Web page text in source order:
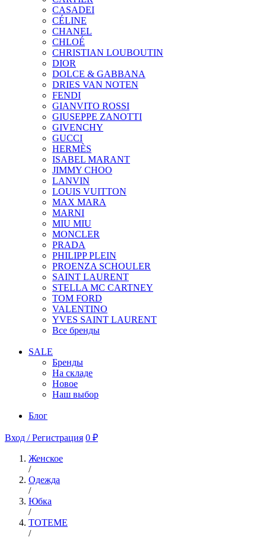
CASADEI
CÉLINE
CHANEL
CHLOÉ
CHRISTIAN LOUBOUTIN
DIOR
DOLCE & GABBANA
DRIES VAN NOTEN
FENDI
GIANVITO ROSSI
GIUSEPPE ZANOTTI
GIVENCHY
GUCCI
HERMÈS
ISABEL MARANT
JIMMY CHOO
LANVIN
LOUIS VUITTON
MAX MARA
MARNI
MIU MIU
MONCLER
PRADA
PHILIPP PLEIN
PROENZA SCHOULER
SAINT LAURENT
STELLA MC CARTNEY
TOM FORD
VALENTINO
YVES SAINT LAURENT
Все бренды
SALE
Бренды
На складе
Новое
Наш выбор
Блог
Вход / Регистрация 0 ₽
Женское
/
Одежда
/
Юбка
/
TOTEME
/